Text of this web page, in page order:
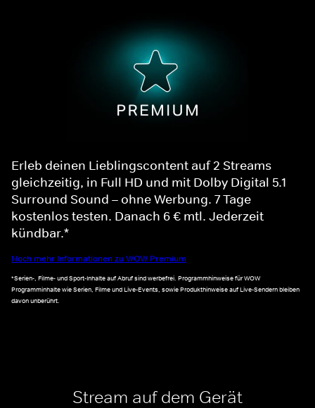
Erleb deinen Lieblingscontent auf 2 Streams
gleichzeitig, in Full HD und mit Dolby Digital 5.1
Surround Sound – ohne Werbung. 7 Tage
kostenlos testen. Danach 6 € mtl. Jederzeit
kündbar.*
Noch mehr Informationen zu WOW Premium
*Serien-, Filme- und Sport-Inhalte auf Abruf sind werbefrei. Programmhinweise für WOW
Programminhalte wie Serien, Filme und Live-Events, sowie Produkthinweise auf Live-Sendern bleiben
davon unberührt.
Stream auf dem Gerät